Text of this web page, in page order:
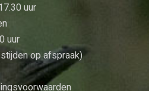
uur
uur
op afspraak)